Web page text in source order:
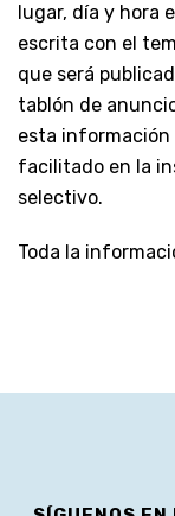
lugar, día y hora
escrita con el
que será
tablón de
esta información
facilitado en la
selectivo.
Toda la